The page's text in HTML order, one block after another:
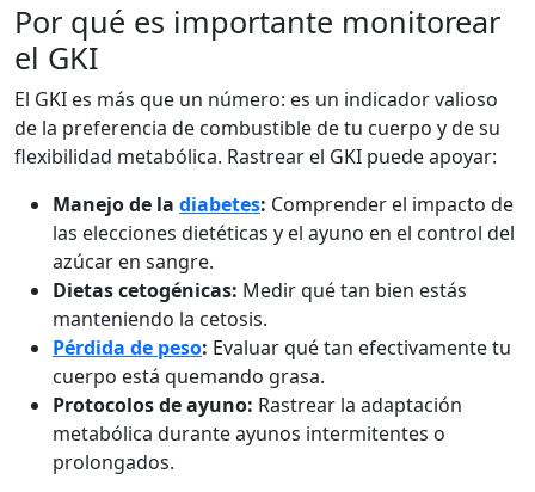
Por qué es importante monitorear
el GKI
El GKI es más que un número: es un indicador valioso
de la preferencia de combustible de tu cuerpo y de su
flexibilidad metabólica. Rastrear el GKI puede apoyar:
Manejo de la diabetes: Comprender el impacto de
las elecciones dietéticas y el ayuno en el control del
azúcar en sangre.
Dietas cetogénicas: Medir qué tan bien estás
manteniendo la cetosis.
Pérdida de peso: Evaluar qué tan efectivamente tu
cuerpo está quemando grasa.
Protocolos de ayuno: Rastrear la adaptación
metabólica durante ayunos intermitentes o
prolongados.